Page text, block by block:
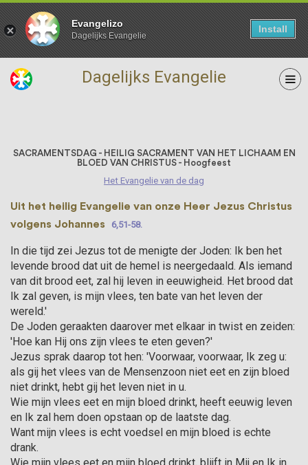
Evangelizo
Dagelijks Evangelie
Install
Dagelijks Evangelie 07 Juni
SACRAMENTSDAG - HEILIG SACRAMENT VAN HET LICHAAM EN
BLOED VAN CHRISTUS - Hoogfeest
Het Evangelie van de dag
Uit het heilig Evangelie van onze Heer Jezus Christus
volgens Johannes
6,51-58.
In die tijd zei Jezus tot de menigte der Joden: Ik ben het
levende brood dat uit de hemel is neerge­daald. Als iemand
van dit brood eet, zal hij leven in eeuwigheid. Het brood dat
Ik zal geven, is mijn vlees, ten bate van het leven der
wereld.'
De Joden geraakten daarover met elkaar in twist en zeiden:
'Hoe kan Hij ons zijn vlees te eten geven?'
Jezus sprak daarop tot hen: 'Voorwaar, voorwaar, Ik zeg u:
als gij het vlees van de Mensenzoon niet eet en zijn bloed
niet drinkt, hebt gij het leven niet in u.
Wie mijn vlees eet en mijn bloed drinkt, heeft eeuwig leven
en Ik zal hem doen opstaan op de laatste dag.
Want mijn vlees is echt voedsel en mijn bloed is echte
drank.